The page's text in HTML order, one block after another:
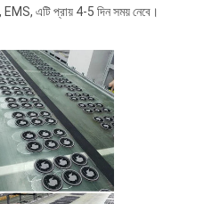
এটি প্রায় 4-5 দিন সময় নেবে।